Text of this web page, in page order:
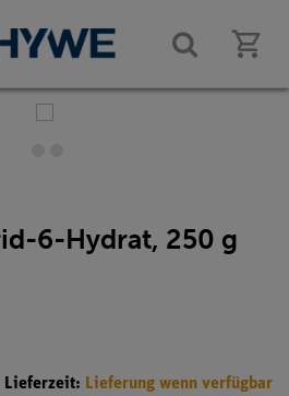
6-Hydrat, 250 g
Lieferzeit: Lieferung wenn verfügbar